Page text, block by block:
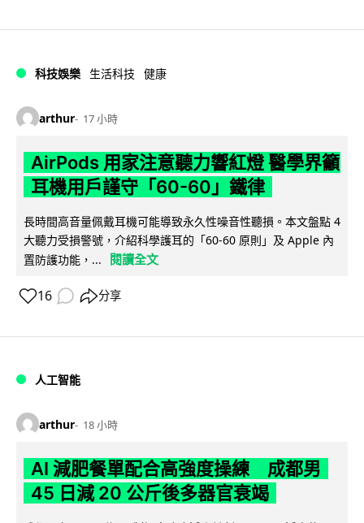
科技娛樂 生活科技 健康
arthur 17 小時
AirPods 用家注意聽力響紅燈 醫學界籲
耳機用戶謹守「60-60」鐵律
長時間高音量佩戴耳機可能導致永久性噪音性聽損。本文盤點 4
大聽力受損警號，介紹科學護耳的「60-60 原則」及 Apple 內
置防護功能，...
閱讀全文
16 分享
人工智能
arthur 18 小時
AI 減肥餐單配合高強度操練 成都男
45 日減 20 公斤後多器官衰竭